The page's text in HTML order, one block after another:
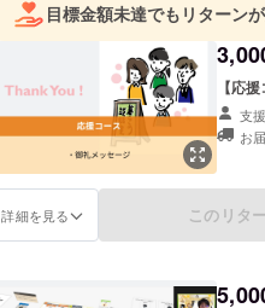
目標金額未達でもリターン
【応
支
お
詳細を見る このリタ